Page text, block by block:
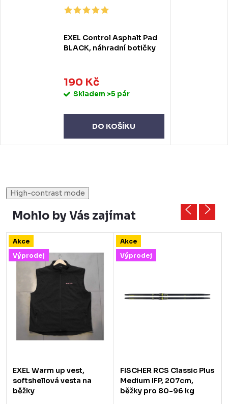
EXEL Control Asphalt Pad
BLACK, náhradní botičky
190 Kč
Skladem >5 pár
DO KOŠÍKU
High-contrast mode
Mohlo by Vás zajímat
Akce
Výprodej
EXEL Warm up vest,
softshellová vesta na
běžky
Akce
Výprodej
FISCHER RCS Classic Plus
Medium IFP, 207cm,
běžky pro 80-96 kg